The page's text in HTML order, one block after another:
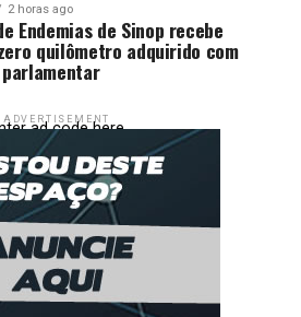
2 horas ago
Endemias de Sinop recebe
quilômetro adquirido com
ADVERTISEMENT
ad code here